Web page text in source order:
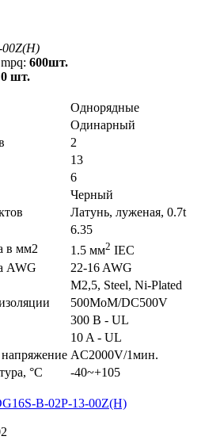
00Z(H)
600шт.
0 шт.
Однорядные
Одинарный
2
13
6
Черный
Латунь, луженая, 0.7t
6.35
в мм2
1.5 мм2 IEC
AWG
22-16 AWG
M2,5, Steel, Ni-Plated
500MoM/DC500V
300 В - UL
10 A - UL
AC2000V/1мин.
°C
-40~+105
B-02P-13-00Z(H)